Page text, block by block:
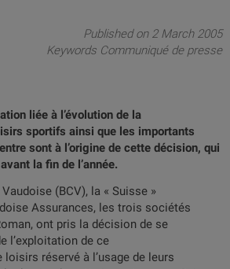
Published on 2 March 2005
Keywords Communiqué de presse
liée à l’évolution de la
sportifs ainsi que les importants
sont à l’origine de cette décision, qui
la fin de l’année.
(BCV), la « Suisse »
Assurances, les trois sociétés
ont pris la décision de se
l’exploitation de ce
réservé à l’usage de leurs